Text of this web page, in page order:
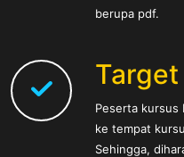
berupa pdf.
Peserta kursus
ke tempat
Sehingga,